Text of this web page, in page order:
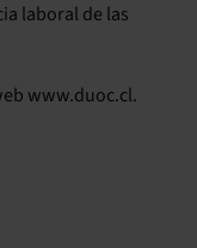
laboral de las
www.duoc.cl.